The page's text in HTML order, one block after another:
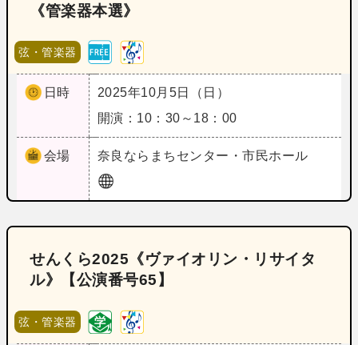
《管楽器本選》
弦・管楽器
日時
2025年10月5日（日）
開演：10：30～18：00
会場 奈良 ならまちセンター・市民ホール
せんくら2025《ヴァイオリン・リサイタ
ル》【公演番号65】
弦・管楽器